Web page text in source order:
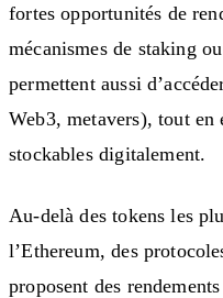
fortes opportunités de
mécanismes de staking
permettent aussi
Web3, metavers), tout en
stockables digitalement.
Au-delà des tokens les
l’Ethereum, des
proposent des